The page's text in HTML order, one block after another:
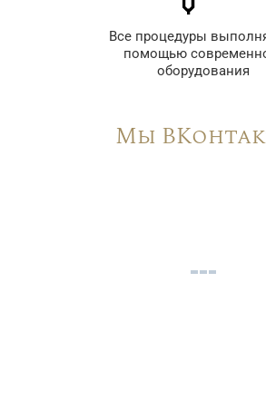
Все процедуры
помощью
оборудования
Мы